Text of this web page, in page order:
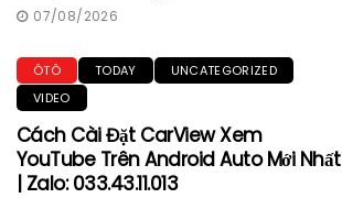
07/08/2026
ÔTÔ TODAY
UNCATEGORIZED
VIDEO
Cách Cài Đặt CarView Xem
YouTube Trên Android Auto Mới Nhất
| Zalo: 033.43.11.013